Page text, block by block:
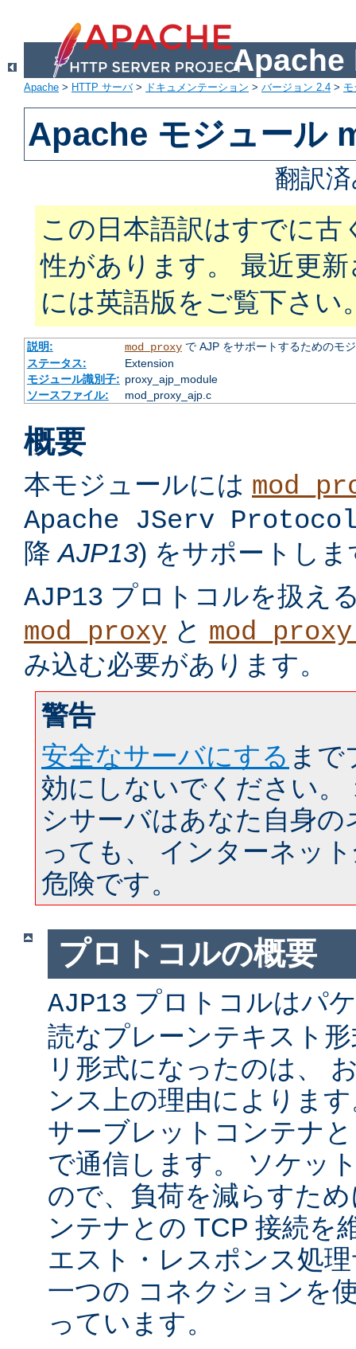
Apache
Apache > HTTP サーバ> ドキュメンテーション > バージョン 2.4 >
Apache モジュール
翻訳
この日本語訳はすでに古
性があります。 最近更
には英語版をご覧下さい
説明: mod_proxyで AJP をサポートするためのモ
ステータス:
Extension
モジュール識別子: proxy_ajp_module
ソースファイル:
mod_proxy_ajp.c
概要
本モジュールには
Apache JServ
降AJP13) をサポートしま
AJP13 プロトコルを扱え
mod_proxy と
み込む必要があります。
警告
安全なサーバにする まで
効にしないでください。
シサーバはあなた自身
っても、 インターネッ
危険です。
プロトコルの概要
AJP13 プロトコルはパ
読なプレーンテキスト
リ形式になったのは、
ンス上の理由によりま
サーブレットコンテナ
で通信します。 ソケッ
ので、負荷を減らすた
ンテナとの TCP 接続を
エスト・レスポンス処
一つの コネクションを
っています。